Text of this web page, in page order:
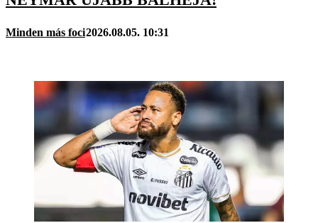
Minden más foci2026.08.05. 10:31